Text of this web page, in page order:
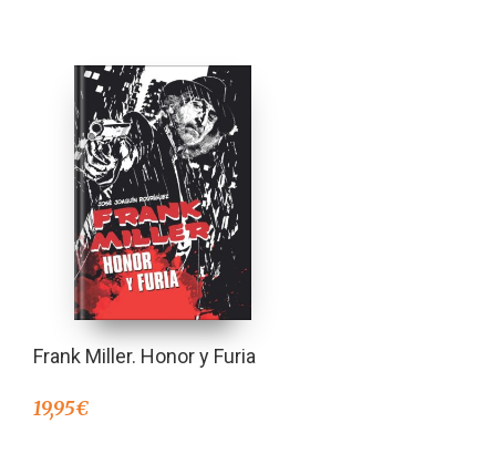
Frank Miller. Honor y Furia
19,95€